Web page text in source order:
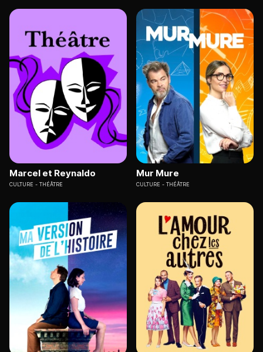
Marcel et Reynaldo
CULTURE THÉÂTRE
Mur Mure
CULTURE THÉÂTRE